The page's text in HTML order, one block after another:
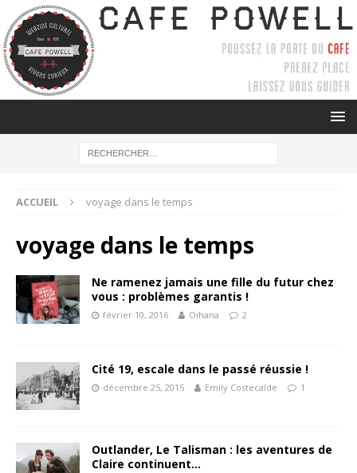
ACCUEIL voyage dans le temps
voyage dans le temps
Ne ramenez jamais une fille du futur chez
vous : problèmes garantis !
février 10, 2016 Oihana 2
Cité 19, escale dans le passé réussie !
décembre 25, 2015 Emily Costecalde 1
Outlander, Le Talisman : les aventures de
Claire continuent…